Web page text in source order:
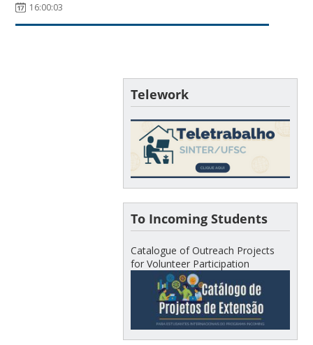
16:00:03
Telework
To Incoming Students
Catalogue of Outreach Projects
for Volunteer Participation